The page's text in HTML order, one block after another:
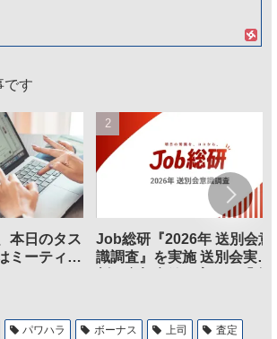
です
本日のタス
ミーティン
Job総研『2026年 送別会意
識調査』を実施 送別会実施
パワハラ ボーナス 上司
査定